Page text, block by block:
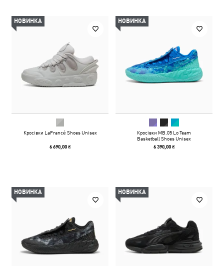
НОВИНКА
Кросівки LaFrancé Shoes Unisex
6 690,00 ₴
НОВИНКА
Кросівки MB.05 Lo Team
Basketball Shoes Unisex
6 390,00 ₴
НОВИНКА НОВИНКА